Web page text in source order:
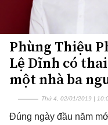
Phùng Thiệu
Lệ Dĩnh có
một nhà ba
Thứ 4, 02/01/2019 |
Đúng ngày đầu năm